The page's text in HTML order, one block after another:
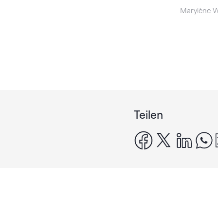
Marylène
Teilen
facebook
x